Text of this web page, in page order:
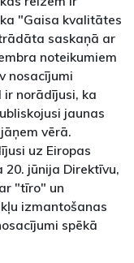
"Gaisa kvalitātes
saskaņā ar
noteikumiem
nosacījumi
ir norādījusi, ka
jaunas
vērā.
uz Eiropas
20. jūnija Direktīvu,
"tīro" un
izmantošanas
spēkā